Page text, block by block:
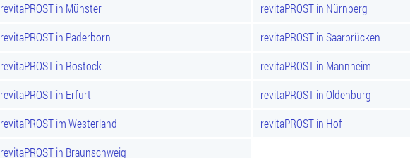
revitaPROST in Münster
revitaPROST in Nürnberg
revitaPROST in Paderborn
revitaPROST in Saarbrücken
revitaPROST in Rostock
revitaPROST in Mannheim
revitaPROST in Erfurt
revitaPROST in Oldenburg
revitaPROST im Westerland
revitaPROST in Hof
revitaPROST in Braunschweig